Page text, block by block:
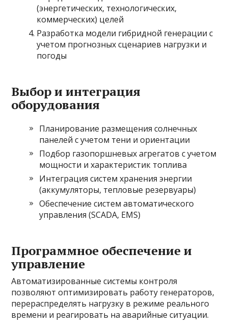
(энергетических, технологических,
коммерческих) целей
Разработка модели гибридной генерации с
учетом прогнозных сценариев нагрузки и
погоды
Выбор и интеграция
оборудования
Планирование размещения солнечных
панелей с учетом тени и ориентации
Подбор газопоршневых агрегатов с учетом
мощности и характеристик топлива
Интеграция систем хранения энергии
(аккумуляторы, тепловые резервуары)
Обеспечение систем автоматического
управления (SCADA, EMS)
Программное обеспечение и
управление
Автоматизированные системы контроля
позволяют оптимизировать работу генераторов,
перераспределять нагрузку в режиме реального
времени и реагировать на аварийные ситуации.